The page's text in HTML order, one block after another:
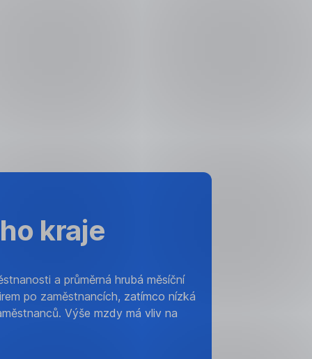
kraje
a průměrná hrubá měsíční
po zaměstnancích, zatímco nízká
Výše mzdy má vliv na